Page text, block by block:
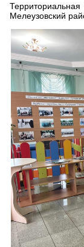
Мелеузовский